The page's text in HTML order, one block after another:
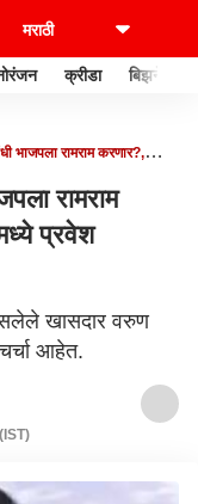
क्रीडा बिझनेस
रामराम करणार?,
रामराम
प्रवेश
खासदार वरुण
आहेत.